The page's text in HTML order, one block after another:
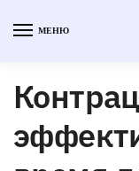
МЕНЮ